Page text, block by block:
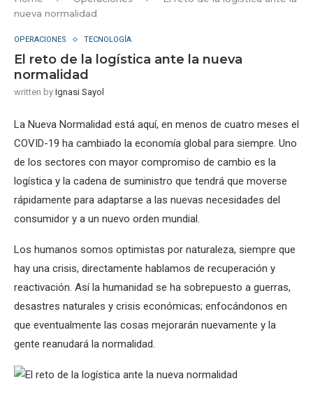
nueva normalidad
OPERACIONES TECNOLOGÍA
El reto de la logística ante la nueva
normalidad
written by Ignasi Sayol
La Nueva Normalidad está aquí, en menos de cuatro meses el
COVID-19 ha cambiado la economía global para siempre. Uno
de los sectores con mayor compromiso de cambio es la
logística y la cadena de suministro que tendrá que moverse
rápidamente para adaptarse a las nuevas necesidades del
consumidor y a un nuevo orden mundial.
Los humanos somos optimistas por naturaleza, siempre que
hay una crisis, directamente hablamos de recuperación y
reactivación. Así la humanidad se ha sobrepuesto a guerras,
desastres naturales y crisis económicas; enfocándonos en
que eventualmente las cosas mejorarán nuevamente y la
gente reanudará la normalidad.